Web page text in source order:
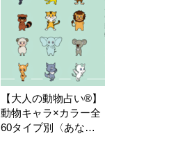
【大人の動物占い®】
動物キャラ×カラー全
60タイプ別〈あなた